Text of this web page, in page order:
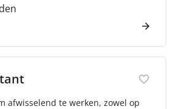
afwisselend te werken, zowel op